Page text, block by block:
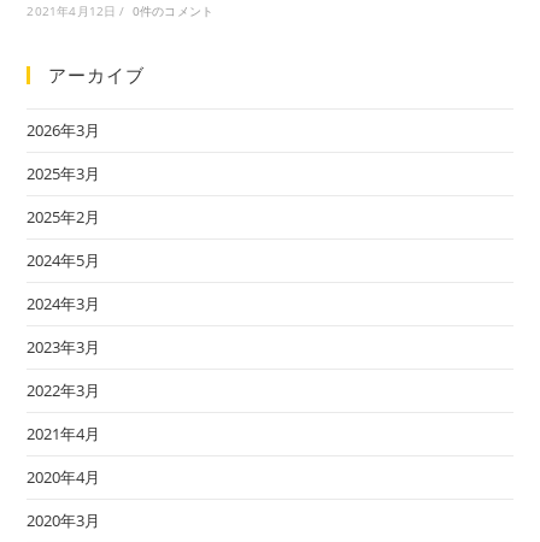
2021年4月12日 / 0件のコメント
アーカイブ
2026年3月
2025年3月
2025年2月
2024年5月
2024年3月
2023年3月
2022年3月
2021年4月
2020年4月
2020年3月